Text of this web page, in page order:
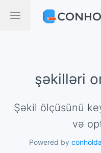
şəkilləri
şəkil ölçüsünü keyfiyyət itirmədən azaltın
və
Powered by